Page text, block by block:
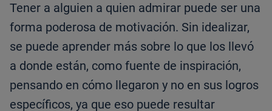
Tener a alguien a quien admirar puede ser una
forma poderosa de motivación. Sin idealizar,
se puede aprender más sobre lo que los llevó
a donde están, como fuente de inspiración,
pensando en cómo llegaron y no en sus logros
específicos, ya que eso puede resultar